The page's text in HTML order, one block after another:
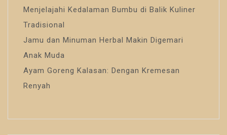
Menjelajahi Kedalaman Bumbu di Balik Kuliner
Tradisional
Jamu dan Minuman Herbal Makin Digemari
Anak Muda
Ayam Goreng Kalasan: Dengan Kremesan
Renyah